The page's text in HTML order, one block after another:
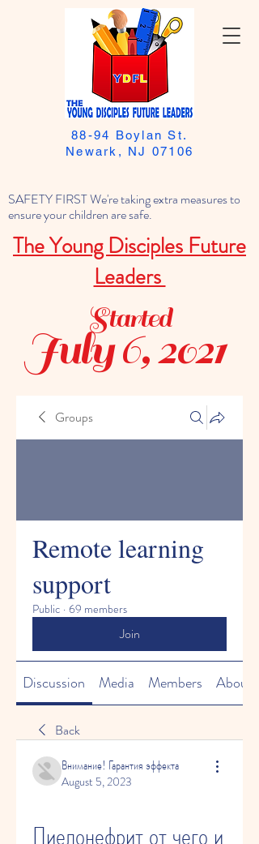
SAFETY FIRST We're taking extra measures to
ensure your children are safe.
The Young Disciples Future
Leaders
88-94 Boylan St.
Newark, NJ 07106
July 6, 2021
Started
Groups
Remote learning
support
Public · 69 members
Join
Discussion Media Members About
Back
Внимание! Гарантия эффекта
August 5, 2023
Пиелонефрит от чего и